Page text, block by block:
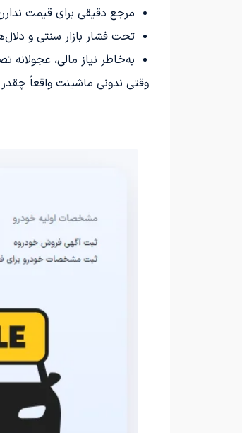
مرجع دقیقی برای قیمت
تحت فشار بازار سنتی و
به‌خاطر نیاز مالی، عجولانه
وقتی ندونی ماشینت واقعاً